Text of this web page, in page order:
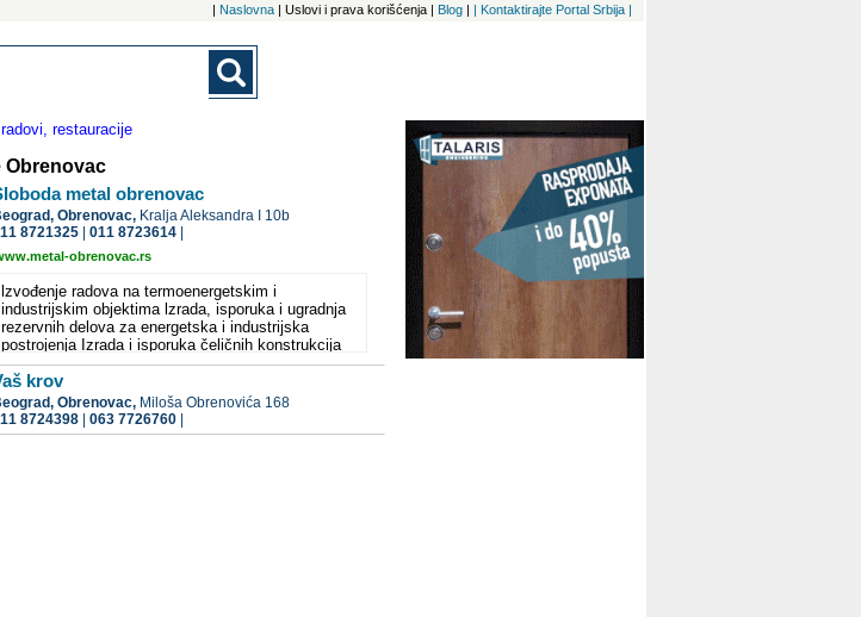
| Naslovna | Uslovi i prava korišćenja | Blog | | Kontaktirajte Portal Srbija |
restauracije
Obrenovac
metal obrenovac
Obrenovac, Kralja Aleksandra I 10b
8721325 |011 8723614
obrenovac.rs
lzvođenje radova na termoenergetskim i
industrijskim objektima lzrada, isporuka i ugradnja
rezervnih delova za energetska i industrijska
postrojenja Izrada i isporuka čeličnih konstrukcija
Termoizolaterski i limarski radovi A.K.Z. i
farbarsko molerski-radovi Hidroizolacija
Građevinarstvo - oblast niskogradnje i
visokogradnje Završni radovi u građevinarstvu
Ostale usluge (posredovanje, marketing,
krov
Obrenovac, Miloša Obrenovića 168
8724398 |063 7726760